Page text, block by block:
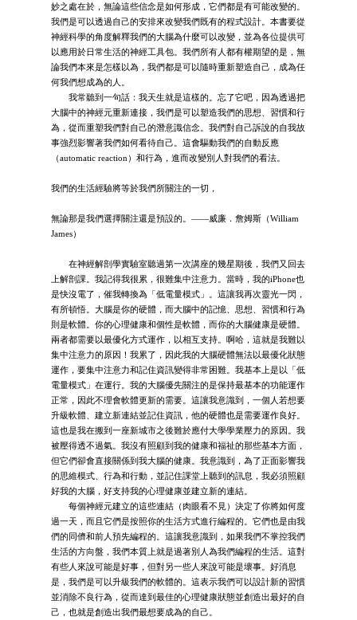
妙之處在於，無論這些信念是如何形成，它們都是有可能改變的。
我們是可以透過自己的安排來改變我們既有的程式設計。本書要從
神經科學的角度解釋我們的大腦為什麼可以改變，並為各位提供可
以應用於日常生活的神經工具包。我們所有人都有權期望的是，無
論我們本來是怎樣以為，我們都是可以隨時重新塑造自己，成為任
何我們想成為的人。
我常聽到一句話：我天生就是這樣的。忘了它吧，因為透過把
大腦中的神經元重新連接，我們是可以塑造我們的思想、習慣和行
為，從而重塑我們對自己的潛意識信念。我們對自己訴說的自我故
事強烈影響著我們如何看待自己。這會驅動我們的自動反應
（automatic reaction）和行為，進而改變別人對我們的看法。
我們的生活經驗將等於我們所關注的一切，
無論那是我們選擇關注還是預設的。——威廉．詹姆斯（William
James）
在神經解剖學實驗室聽過第一次講座的幾星期後，我們又回去
上解剖課。我記得我很累，很難集中注意力。當時，我的iPhone也
是快沒電了，催我轉換為「低電量模式」。這讓我再次靈光一閃，
有所頓悟。大腦是你的硬體，而大腦中的記憶、思想、習慣和行為
則是軟體。你的心理健康和個性是軟體，而你的大腦健康是硬體。
兩者都需要以最優化方式運作，以相互支持。啊哈，這就是我難以
集中注意力的原因！我累了，因此我的大腦硬體無法以最優化狀態
運作，要集中注意力和記住資訊變得非常困難。我基本上是以「低
電量模式」在運行。我的大腦優先關注的是保持最基本的功能運作
正常，因此不理會軟體更新的需要。這讓我意識到，一個人若想要
升級軟體、建立新連結並記住資訊，他的硬體也是需要運作良好。
這也是我在搬到一座新城市之後難於應付大學學業壓力的原因。我
被壓得透不過氣。我沒有照顧到我的健康和福祉的那些基本方面，
但它們卻會直接關係到我大腦的健康。我意識到，為了正面影響我
的思維模式、行為和行動，並記住課堂上聽到的訊息，我必須照顧
好我的大腦，好支持我的心理健康並建立新的連結。
每個神經元建立的這些連結（肉眼看不見）決定了你將如何度
過一天，而且它們是按照你的生活方式進行編程的。它們也是由我
們的同儕和前人預先編程的。這讓我意識到，如果我們不掌控我們
生活的方向盤，我們本質上就是過著別人為我們編程的生活。這對
有些人來說可能是好事，但對另一些人來說可能是壞事。好消息
是，我們是可以升級我們的軟體的。這表示我們可以設計新的習慣
並消除不良行為，從而達到最佳的心理健康狀態並創造出最好的自
己，也就是創造出我們最想要成為的自己。